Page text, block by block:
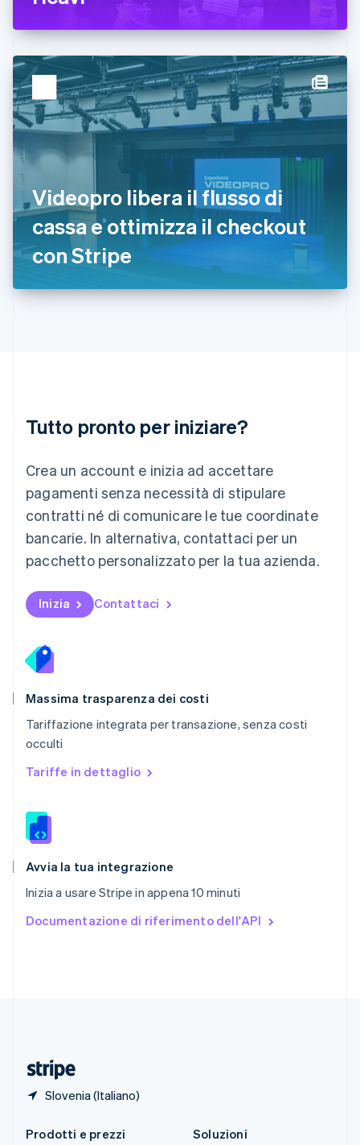
Videopro libera il flusso di
cassa e ottimizza il checkout
con Stripe
Tutto pronto per iniziare?
Crea un account e inizia ad accettare
pagamenti senza necessità di stipulare
contratti né di comunicare le tue coordinate
bancarie. In alternativa, contattaci per un
pacchetto personalizzato per la tua azienda.
Inizia Contattaci
Massima trasparenza dei costi
Tariffazione integrata per transazione, senza costi
occulti
Tariffe in dettaglio
Avvia la tua integrazione
Inizia a usare Stripe in appena 10 minuti
Documentazione di riferimento dell'API
Slovenia (Italiano)
Germania
Giappone
日本語English
Gibilterra
English
Grecia
India
Irlanda
English
Italia
ItalianoEnglish
Lettonia
Liechtenstein
Malta
English
EspañolEnglish
Norvegia
English
Nuova Zelanda
English
NederlandsEnglish
English
Portogallo
RAS di Hong Kong, Cina
English
English
English
Romania
English
Slovacchia
Slovenia
English Italiano
EspañolEnglish
English Español 简体中文
Prodotti e prezzi
Soluzioni